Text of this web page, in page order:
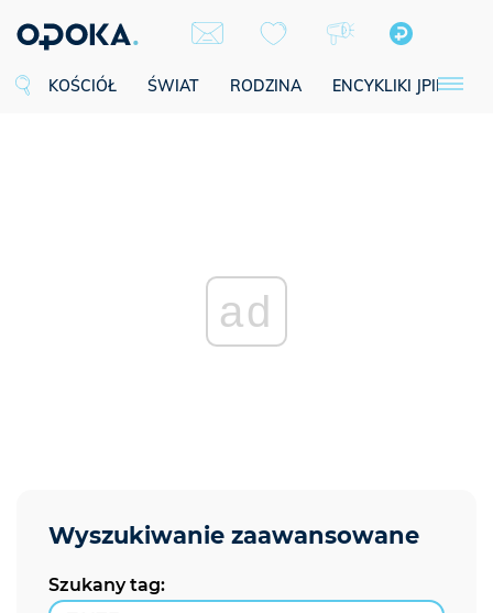
KOŚCIÓŁ ŚWIAT RODZINA ENCYKLIKI JPII
ad
Szukany tag: